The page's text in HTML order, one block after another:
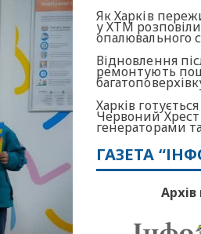
Як Харків
у ХТМ
опалювального
Відновлення
ремонтують
Харків
Червоний
генераторами
ГАЗЕТА
Архів